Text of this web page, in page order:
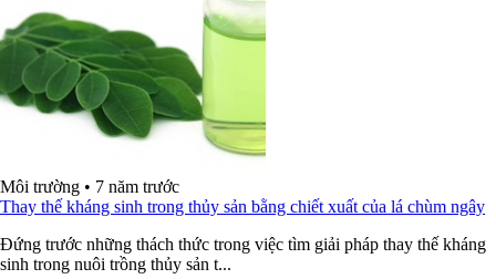
Môi trường • 7 năm trước
Thay thế kháng sinh trong thủy sản bằng chiết xuất của lá chùm ngây
Đứng trước những thách thức trong việc tìm giải pháp thay thế kháng
sinh trong nuôi trồng thủy sản t...